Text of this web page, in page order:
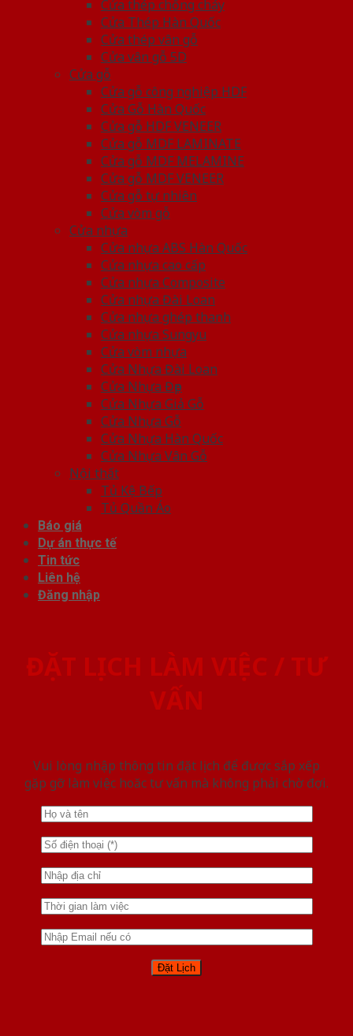
Cửa thép chống cháy
Cửa Thép Hàn Quốc
Cửa thép vân gỗ
Cửa vân gỗ 5D
Cửa gỗ
Cửa gỗ công nghiệp HDF
Cửa Gỗ Hàn Quốc
Cửa gỗ HDF VENEER
Cửa gỗ MDF LAMINATE
Cửa gỗ MDF MELAMINE
Cửa gỗ MDF VENEER
Cửa gỗ tự nhiên
Cửa vòm gỗ
Cửa nhựa
Cửa nhựa ABS Hàn Quốc
Cửa nhựa cao cấp
Cửa nhựa Composite
Cửa nhựa Đài Loan
Cửa nhựa ghép thanh
Cửa nhựa Sungyu
Cửa vòm nhựa
Cửa Nhựa Đài Loan
Cửa Nhựa Đẹp
Cửa Nhựa Giả Gỗ
Cửa Nhựa Gỗ
Cửa Nhựa Hàn Quốc
Cửa Nhựa Vân Gỗ
Nội thất
Tủ Kệ Bếp
Tủ Quần Áo
Báo giá
Dự án thực tế
Tin tức
Liên hệ
Đăng nhập
ĐẶT LỊCH LÀM VIỆC / TƯ
VẤN
Vui lòng nhập thông tin đặt lịch để được sắp xếp
gặp gỡ làm việc hoăc tư vấn mà không phải chờ đợi.